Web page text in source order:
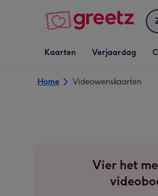
Vervolgkeuzelijst
Kaarten openen
Kaarten
Vervolgkeuzelijst
Verjaardag openen
Verjaardag
Home Videowenskaarten
Vier het